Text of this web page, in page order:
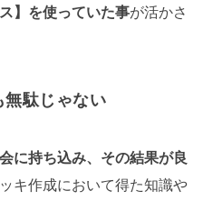
】を使っていた事が活かさ
無駄じゃない
に持ち込み、その結果が良
キ作成において得た知識や